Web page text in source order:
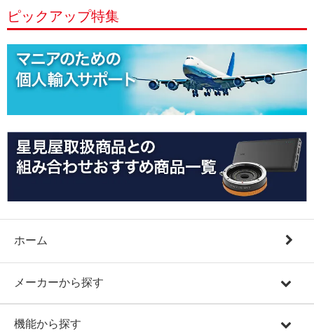
ピックアップ特集
ホーム
メーカーから探す
機能から探す